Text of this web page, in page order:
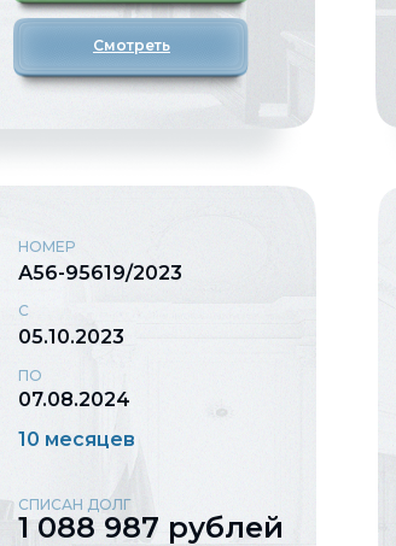
НОМЕР
А56-95619/2023
С
05.10.2023
07.08.2024
ПО
10 месяцев
1 088 987 рублей
СПИСАН ДОЛГ
Смотреть